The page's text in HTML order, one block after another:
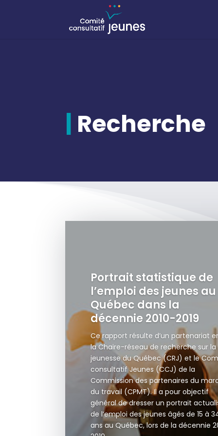
| Recherche
Portrait statistique de
l’emploi des jeunes au
Québec dans la
décennie 2010-2019
Ce rapport résulte d’un partenariat
la Chaire-réseau de recherche sur la
jeunesse du Québec (CRJ) et le
consultatif Jeunes (CCJ) de la
Commission des partenaires du
du travail (CPMT). Il a pour objectif
général de dresser un portrait
de l’emploi des jeunes âgés de 15 à
ans au Québec, lors de la décennie